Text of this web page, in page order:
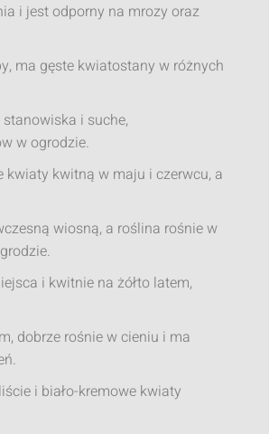
i jest odporny na mrozy oraz
ma gęste kwiatostany w różnych
stanowiska i suche,
w ogrodzie.
kwiaty kwitną w maju i czerwcu, a
wiosną, a roślina rośnie w
i kwitnie na żółto latem,
dobrze rośnie w cieniu i ma
i biało-kremowe kwiaty